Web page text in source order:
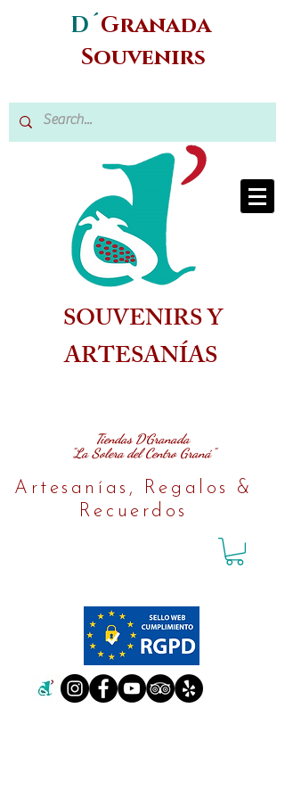
D´Granada
Souvenirs
SOUVENIRS Y
ARTESANÍAS
Tiendas D´Granada
"La Solera del Centro Graná"
Artesanías, Regalos &
Recuerdos